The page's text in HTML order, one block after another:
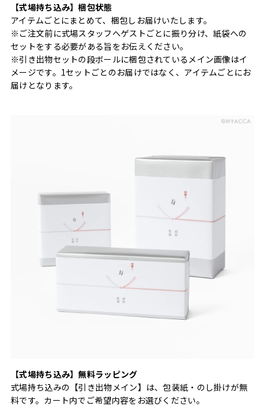
【式場持ち込み】梱包状態
アイテムごとにまとめて、梱包しお届けいたします。
※ご注文前に式場スタッフへゲストごとに振り分け、紙袋への
セットをする必要がある旨をお伝えください。
※引き出物セットの段ボールに梱包されているメイン画像はイ
メージです。1セットごとのお届けではなく、アイテムごとにお
届けとなります。
【式場持ち込み】無料ラッピング
式場持ち込みの【引き出物メイン】は、包装紙・のし掛けが無
料です。カート内でご希望内容をお選びください。